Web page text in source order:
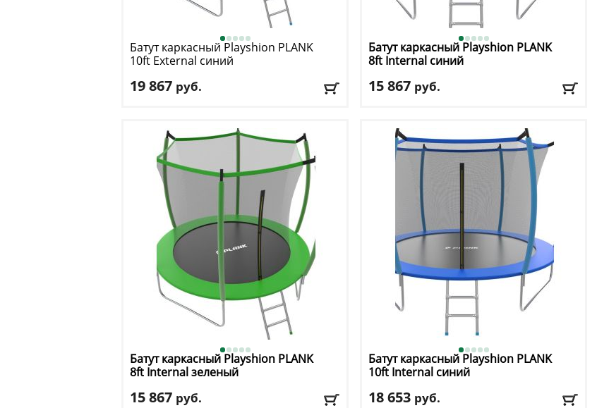
Батут каркасный Playshion PLANK
10ft External синий
19 867 руб.
Макс. нагрузка
Максимальный вес пользователя: 150 кг
Размер, футы
Доставка:
БЕСПЛАТНО, 2-3 дня
Батут каркасный Playshion PLANK
8ft Internal синий
15 867 руб.
Макс. нагрузка
Максимальный вес пользователя: 150 кг
Размер, футы: 8
БЕСПЛАТНО, 2-3 дня
Батут каркасный Playshion PLANK
8ft Internal зеленый
15 867 руб.
Батут каркасный Playshion PLANK
10ft Internal синий
18 653 руб.